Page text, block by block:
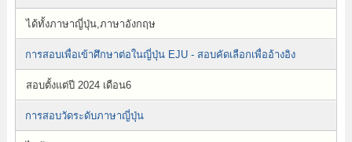
ได้ทั้งภาษาญี่ปุ่น,ภาษาอังกฤษ
การสอบเพื่อเข้าศึกษาต่อในญี่ปุ่น EJU - สอบคัดเลือกเพื่ออ้างอิง
สอบตั้งแต่ปี 2024 เดือน6
การสอบวัดระดับภาษาญี่ปุ่น